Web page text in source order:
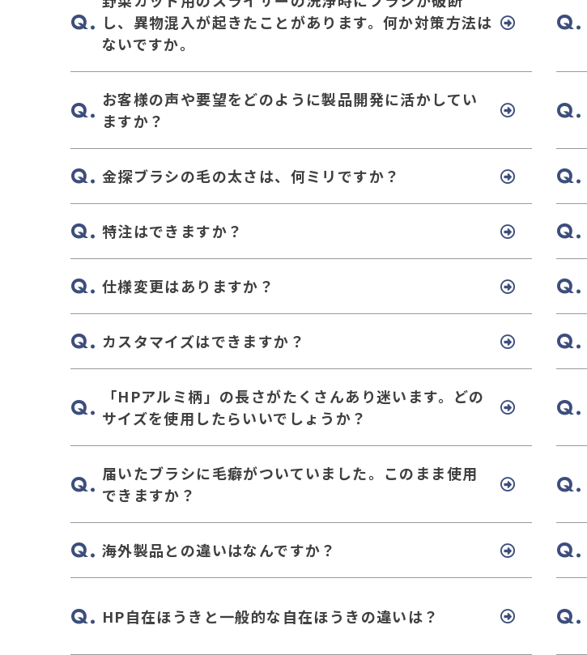
し、異物混入が起きたことがあります。何か対策方法は
ないですか。
お客様の声や要望をどのように製品開発に活かしてい
ますか？
金探ブラシの毛の太さは、何ミリですか？
特注はできますか？
仕様変更はありますか？
カスタマイズはできますか？
「HPアルミ柄」の長さがたくさんあり迷います。どの
サイズを使用したらいいでしょうか？
届いたブラシに毛癖がついていました。このまま使用
できますか？
海外製品との違いはなんですか？
HP自在ほうきと一般的な自在ほうきの違いは？